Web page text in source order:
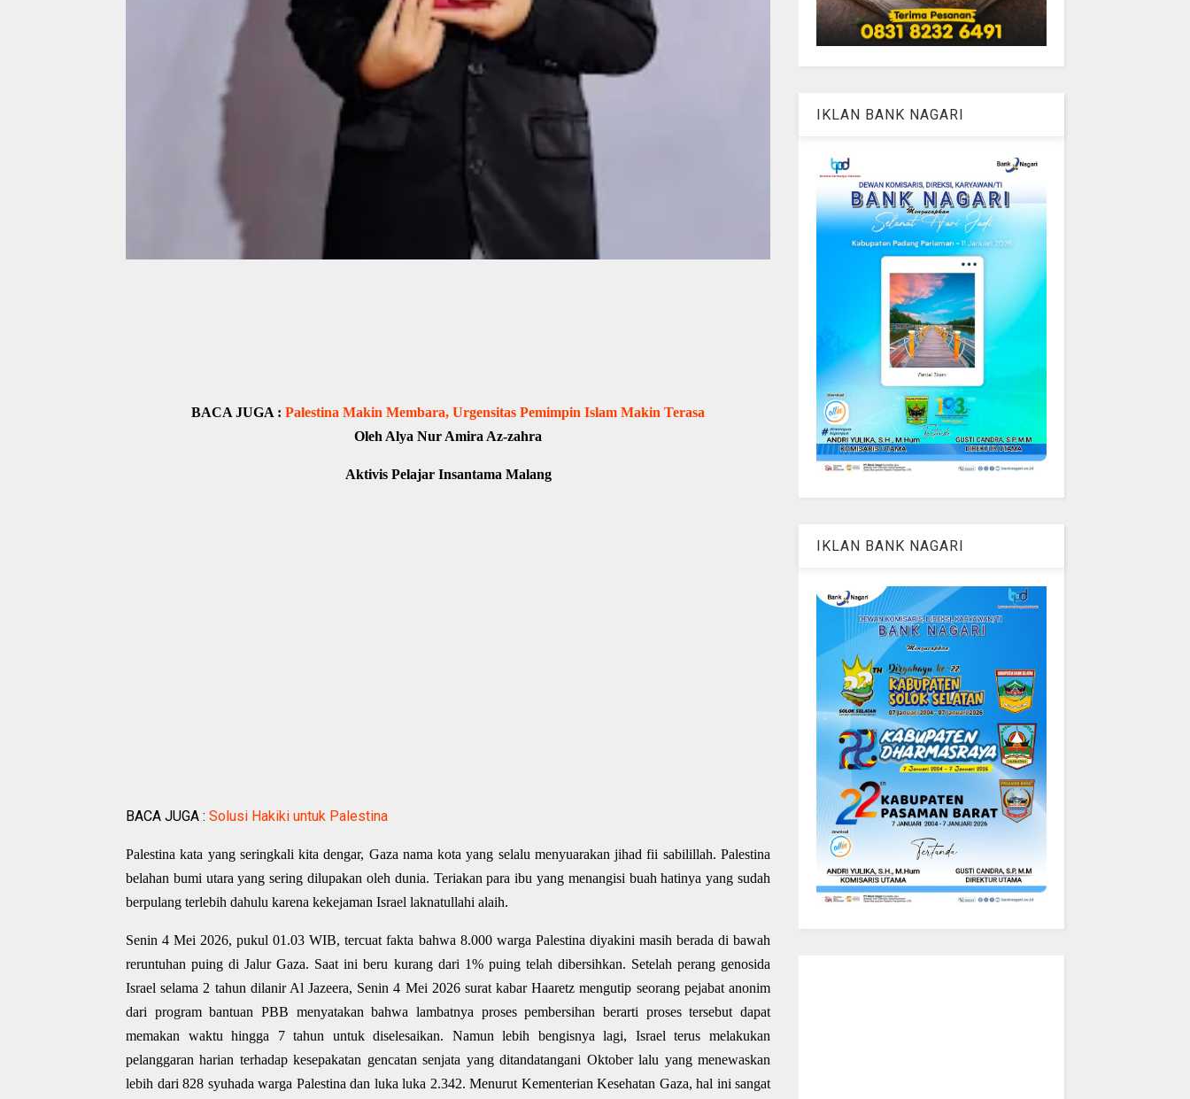
BACA JUGA : Palestina Makin Membara, Urgensitas Pemimpin Islam Makin Terasa
Oleh Alya Nur Amira Az-zahra
Aktivis Pelajar Insantama Malang
BACA JUGA : Solusi Hakiki untuk Palestina
Palestina kata yang seringkali kita dengar, Gaza nama kota yang selalu menyuarakan jihad fii sabilillah. Palestina
belahan bumi utara yang sering dilupakan oleh dunia. Teriakan para ibu yang menangisi buah hatinya yang sudah
berpulang terlebih dahulu karena kekejaman Israel laknatullahi alaih.
Senin 4 Mei 2026, pukul 01.03 WIB, tercuat fakta bahwa 8.000 warga Palestina diyakini masih berada di bawah
reruntuhan puing di Jalur Gaza. Saat ini beru kurang dari 1% puing telah dibersihkan. Setelah perang genosida
Israel selama 2 tahun dilanir Al Jazeera, Senin 4 Mei 2026 surat kabar Haaretz mengutip seorang pejabat anonim
dari program bantuan PBB menyatakan bahwa lambatnya proses pembersihan berarti proses tersebut dapat
memakan waktu hingga 7 tahun untuk diselesaikan. Namun lebih bengisnya lagi, Israel terus melakukan
pelanggaran harian terhadap kesepakatan gencatan senjata yang ditandatangani Oktober lalu yang menewaskan
lebih dari 828 syuhada warga Palestina dan luka luka 2.342. Menurut Kementerian Kesehatan Gaza, hal ini sangat
IKLAN BANK NAGARI
IKLAN BANK NAGARI